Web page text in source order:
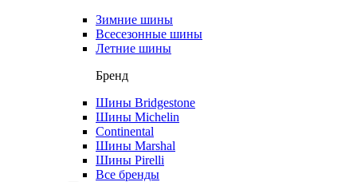
Зимние шины
Всесезонные шины
Летние шины
Бренд
Шины Bridgestone
Шины Michelin
Continental
Шины Marshal
Шины Pirelli
Все бренды